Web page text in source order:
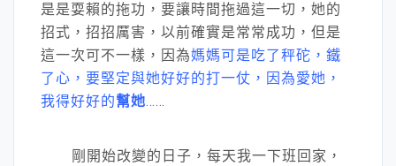
是是耍賴的拖功，要讓時間拖過這一切，她的
招式，招招厲害，以前確實是常常成功，但是
這一次可不一樣，因為媽媽可是吃了秤砣，鐵
了心，要堅定與她好好的打一仗，因為愛她，
我得好好的幫她……
剛開始改變的日子，每天我一下班回家，